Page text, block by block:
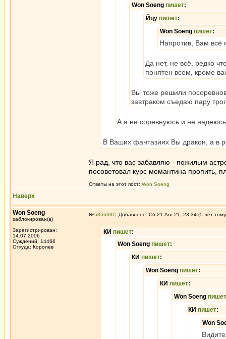
Won Soeng пишет:
Йцу пишет:
Won Soeng пишет:
Напротив, Вам всё
Да нет, не всё, редко
понятен всем, кроме
Вы тоже решили
завтраком съедаю пару
А я не соревнуюсь и не
В Ваших фантазиях Вы дракон, а в
Я рад, что вас забавляю - пожилым
посоветовал курс мемантина пропить,
Ответы на этот пост: Won Soeng
Наверх
Won Soeng
заблокирован(а)
Зарегистрирован:
14.07.2006
Суждений: 14466
Откуда: Королев
№585638 Добавлено: Сб 21 Авг 21, 23:34 (5 лет
КИ пишет:
Won Soeng пишет:
КИ пишет:
Won Soeng пишет:
КИ пишет:
Won Soeng пишет
КИ пишет:
Won